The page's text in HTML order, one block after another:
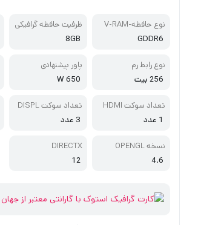
نوع حافظه-V-RAM
GDDR6
ظرفیت حافظه گرافیکی
8GB
نوع رابط رم
256 بیت
پاور پیشنهادی
650 W
تعداد سوکت HDMI
1 عدد
تعداد سوکت DISPL
AY
3 عدد
نسخه OPENGL
4.6
DIRECTX
12